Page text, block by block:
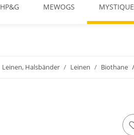
HP&G MEWOGS MYSTIQUE
Leinen, Halsbänder Leinen Biothane